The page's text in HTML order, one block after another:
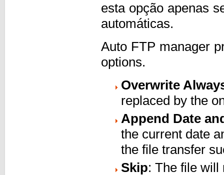
esta opção apenas
automáticas.
Auto FTP manager
options.
Overwrite
replaced by the
Append Date
the current date
the file transfer
Skip: The file will